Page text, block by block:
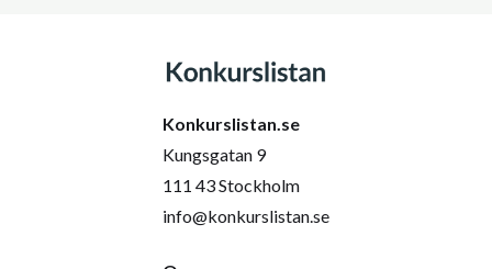
Konkurslistan.se
Kungsgatan 9
111 43 Stockholm
info@konkurslistan.se